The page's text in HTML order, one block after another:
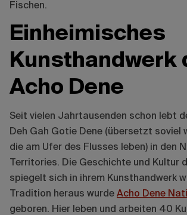
Fischen.
Einheimisches
Kunsthandwerk
Acho Dene
Seit vielen Jahrtausenden schon lebt
Deh Gah Gotie Dene (übersetzt soviel
die am Ufer des Flusses leben) in den
Territories. Die Geschichte und Kultur
spiegelt sich in ihrem Kunsthandwerk
Tradition heraus wurde Acho Dene
geboren. Hier leben und arbeiten 40